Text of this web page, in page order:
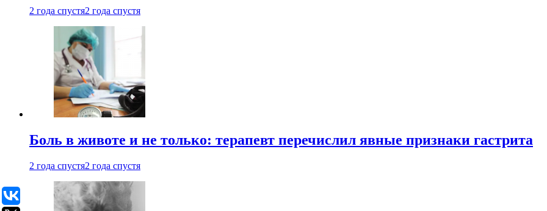
2 года спустя2 года спустя
Боль в животе и не только: терапевт перечислил явные признаки гастрита
2 года спустя2 года спустя